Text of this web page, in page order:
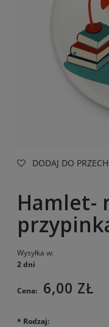
DODAJ DO
Hamlet-
Wysyłka w:
2 dni
Cena: 6,00 ZŁ
* Rodzaj: